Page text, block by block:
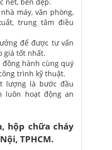
máy, văn phòng,
trung tâm điều
để được tư vấn
giá tốt nhất.
đồng hành cùng quý
trình kỹ thuật.
lượng là bước đầu
luôn hoạt động an
hộp chữa cháy
TPHCM.